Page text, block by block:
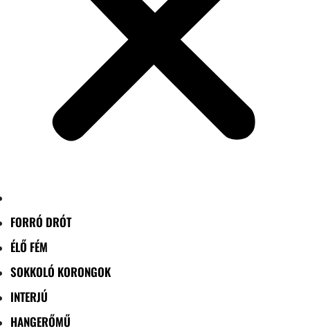
FORRÓ DRÓT
ÉLŐ FÉM
SOKKOLÓ KORONGOK
INTERJÚ
HANGERŐMŰ